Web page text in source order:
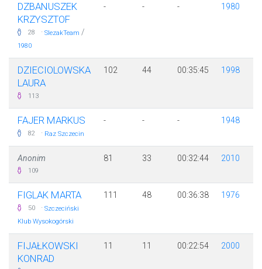
DZBANUSZEK
KRZYSZTOF
28 · SlezakTeam /
1980
- - - 1980
DZIECIOLOWSKA
LAURA
113
102 44 00:35:45 1998
FAJER MARKUS
82 · Raz Szczecin
- - - 1948
Anonim
109
81 33 00:32:44 2010
FIGLAK MARTA
50 · Szczeciński
Klub Wysokogórski
111 48 00:36:38 1976
FIJAŁKOWSKI
KONRAD
11 11 00:22:54 2000